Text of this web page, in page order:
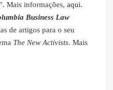
Mais informações, aqui.
Business Law
de artigos para o seu
The New Activists. Mais